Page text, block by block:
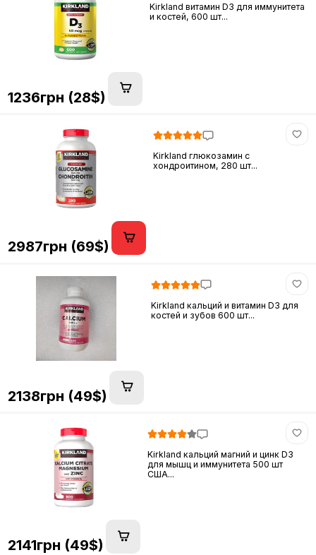
Kirkland витамин D3 для иммунитета
и костей, 600 шт...
1236грн (28$)
Kirkland глюкозамин c
хондроитином, 280 шт...
2987грн (69$)
Kirkland кальций и витамин D3 для
костей и зубов 600 шт...
2138грн (49$)
Kirkland кальций магний и цинк D3
для мышц и иммунитета 500 шт
США...
2141грн (49$)